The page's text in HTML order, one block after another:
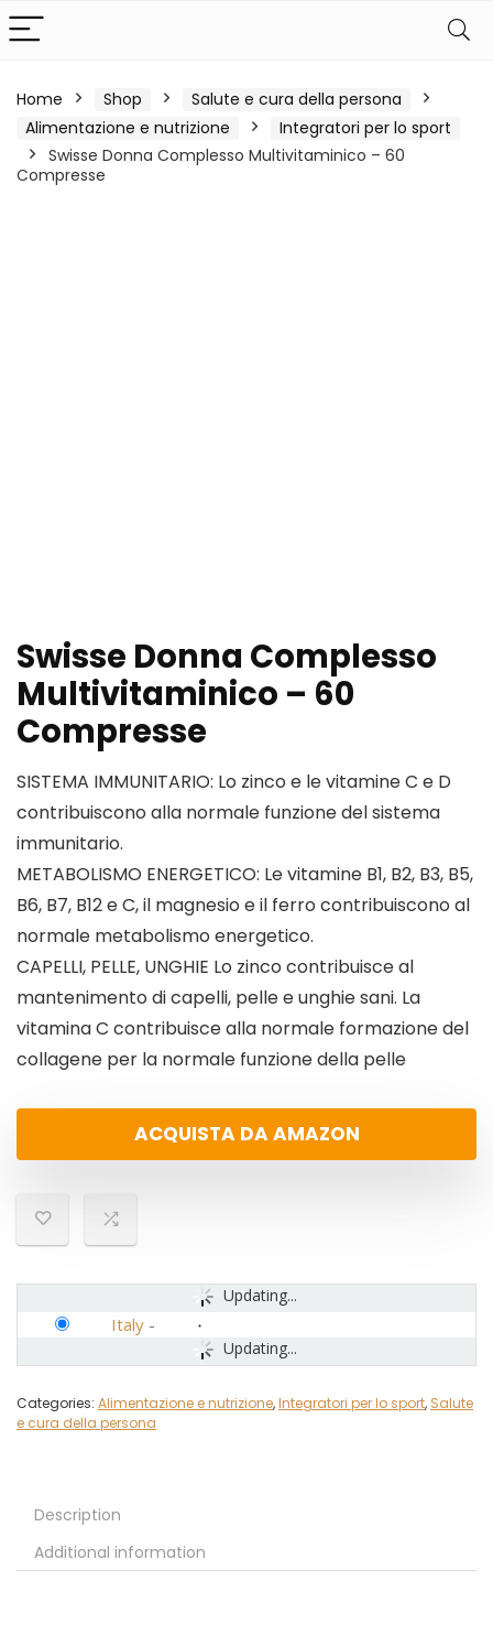
Home Shop
Salute e cura della persona
Alimentazione e nutrizione
Integratori per lo sport
Swisse Donna Complesso Multivitaminico – 60
Compresse
Swisse Donna Complesso
Multivitaminico – 60
Compresse
SISTEMA IMMUNITARIO: Lo zinco e le vitamine C e D
contribuiscono alla normale funzione del sistema
immunitario.
METABOLISMO ENERGETICO: Le vitamine B1, B2, B3, B5,
B6, B7, B12 e C, il magnesio e il ferro contribuiscono al
normale metabolismo energetico.
CAPELLI, PELLE, UNGHIE Lo zinco contribuisce al
mantenimento di capelli, pelle e unghie sani. La
vitamina C contribuisce alla normale formazione del
collagene per la normale funzione della pelle
ACQUISTA DA AMAZON
Updating...
Updating...
Italy -
Categories: Alimentazione e nutrizione,Integratori per lo sport, Salute
e cura della persona
Description
Additional information